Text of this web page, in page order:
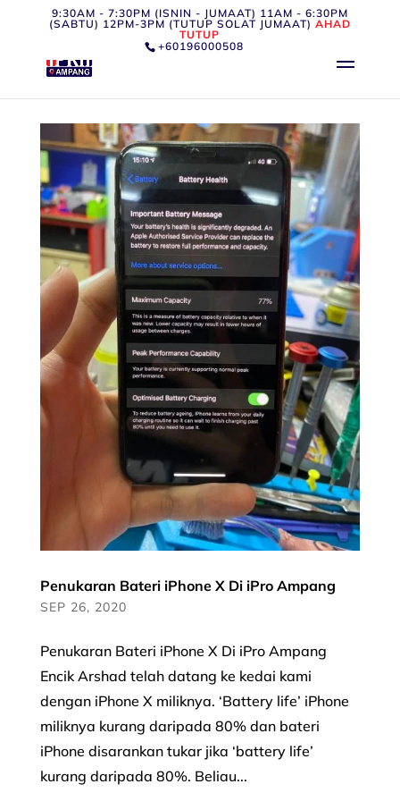
9:30AM - 7:30PM (ISNIN - JUMAAT) 11AM - 6:30PM
(SABTU) 12PM-3PM (TUTUP SOLAT JUMAAT) AHAD
TUTUP
+60196000508
Penukaran Bateri iPhone X Di iPro Ampang
SEP 26, 2020
Penukaran Bateri iPhone X Di iPro Ampang
Encik Arshad telah datang ke kedai kami
dengan iPhone X miliknya. ‘Battery life’ iPhone
miliknya kurang daripada 80% dan bateri
iPhone disarankan tukar jika ‘battery life’
kurang daripada 80%. Beliau...